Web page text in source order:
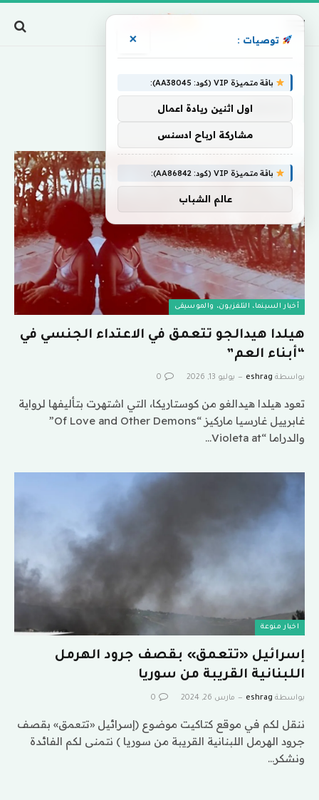
تتعمق
أخبار السينما، التلفزيون، والموسيقى
هيلدا هيدالجو تتعمق في الاعتداء الجنسي في
“أبناء العم”
بواسطة eshrag يوليو 13, 2026 0
تعود هيلدا هيدالغو من كوستاريكا، التي اشتهرت بتأليفها لرواية
غابرييل غارسيا ماركيز “Of Love and Other Demons”
والدراما “Violeta at…
اخبار منوعة
إسرائيل «تتعمق» بقصف جرود الهرمل
اللبنانية القريبة من سوريا
بواسطة eshrag مارس 26, 2024 0
ننقل لكم في موقع كتاكيت موضوع (إسرائيل «تتعمق» بقصف
جرود الهرمل اللبنانية القريبة من سوريا ) نتمنى لكم الفائدة
ونشكر…
توصيات : ×
باقة متميزة VIP (كود: AA38045):
اول اثنين ريادة اعمال
مشاركة ارباح ادسنس
باقة متميزة VIP (كود: AA86842):
عالم الشباب